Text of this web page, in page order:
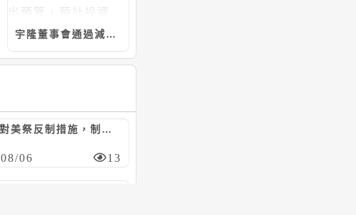
宇隆董事會通過減速機事業重大資本支出預算，預計投資5.21億元
陸對美祭反制措施，制裁7家美實體/嚴管無人機出口
08/06 13